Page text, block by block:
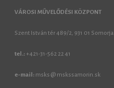
VÁROSI MŰVELŐDÉSI KÖZPONT
Szent István tér 489/2, 931 01 Somorja
tel.: +421-31-562 22 41
e-mail: msks @ mskssamorin.sk